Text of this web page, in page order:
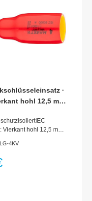
·
hohl 12,5 mm
Vierkant hohl 12,5 mm
l1: 102
4KV